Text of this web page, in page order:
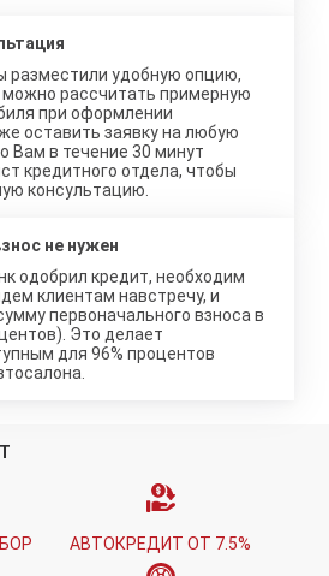
разместили удобную опцию,
можно рассчитать примерную
при оформлении
оставить заявку на любую
Вам в течение 30 минут
кредитного отдела, чтобы
консультацию.
не нужен
одобрил кредит, необходим
клиентам навстречу, и
первоначального взноса в
Это делает
для 96% процентов
АВТОКРЕДИТ ОТ 7.5%